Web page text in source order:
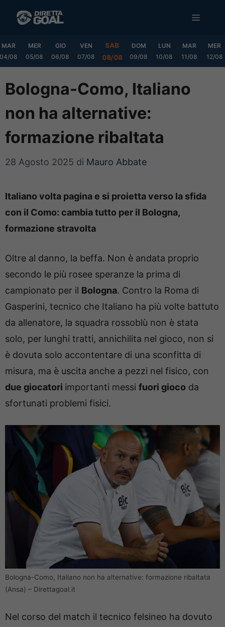
MENU
MAR
04/08
MER
05/08
GIO
06/08
VEN
07/08
SAB
08/08
DOM
09/08
LUN
10/08
MAR
11/08
MER
12/08
Bologna-Como, Italiano
non ha alternative:
formazione ribaltata
28 Agosto 2025 di Mauro Abbate
Italiano volta pagina e si proietta verso la sfida
con il Como: cambia tutto per il Bologna,
formazione stravolta
Oltre al danno, la beffa. Non è andata proprio
secondo le più rosee speranze la prima di
campionato per il Bologna. Contro la Roma di
Gasperini, tecnico che Italiano ha più volte battuto
da allenatore, la squadra rossoblù non è stata
solo, per lunghi tratti, annichilita nel gioco, non si
è dovuta solo accontentare di una sconfitta di
misura, ma è uscita anche a pezzi nel fisico, con
due giocatori importanti messi fuori gioco da
sfortunati problemi fisici.
Bologna-Como, Italiano non ha alternative: formazione ribaltata
(Ansa) – Direttagoal.it
Nel corso del match il tecnico felsineo ha dovuto